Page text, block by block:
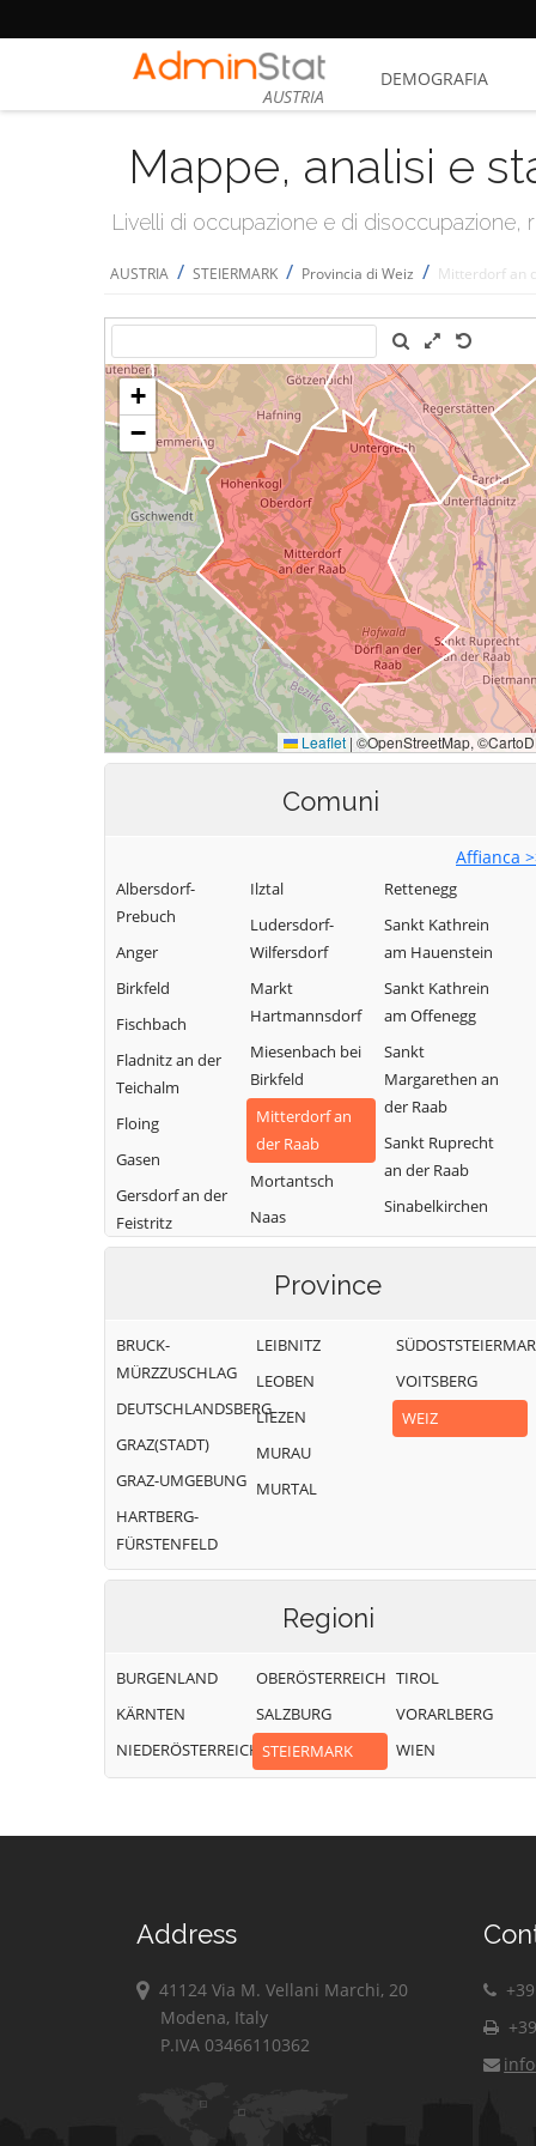
AUSTRIA
DEMOGRAFIA
Mappe, analisi e
Livelli di occupazione e di
AUSTRIA / STEIERMARK / Provincia di Weiz / Mitterdorf an
Comuni
Affianca
Albersdorf-
Prebuch
Anger
Birkfeld
Fischbach
Fladnitz an der
Teichalm
Floing
Gasen
Gersdorf an der
Feistritz
Hofstätten an
der Raab
Ilztal
Ludersdorf-
Wilfersdorf
Markt
Hartmannsdorf
Miesenbach bei
Birkfeld
Mitterdorf an
der Raab
Mortantsch
Naas
Passail
Pischelsdorf am
Puch bei Weiz
Ratten
Rettenegg
Sankt Kathrein
am Hauenstein
Sankt Kathrein
am Offenegg
Sankt
Margarethen an
der Raab
Sankt Ruprecht
an der Raab
Sinabelkirchen
Strallegg
Province
BRUCK-
MÜRZZUSCHLAG
DEUTSCHLANDSBERG
GRAZ(STADT)
GRAZ-UMGEBUNG
HARTBERG-
FÜRSTENFELD
LEIBNITZ
LEOBEN
LIEZEN
MURAU
MURTAL
VOITSBERG
WEIZ
Regioni
BURGENLAND
KÄRNTEN
NIEDERÖSTERREICH
OBERÖSTERREICH
SALZBURG
STEIERMARK
TIROL
VORARLBERG
WIEN
Address
41124 Via M. Vellani Marchi, 20
Modena, Italy
P.IVA 03466110362